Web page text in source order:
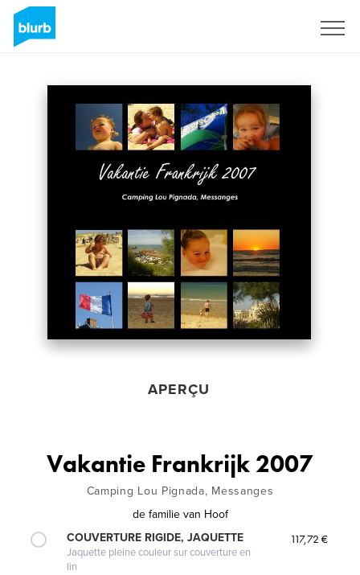
APERÇU
Vakantie Frankrijk 2007
Camping Lou Pignada, Messanges
de familie van Hoof
COUVERTURE RIGIDE, JAQUETTE
Jaquette pleine couleur sur couverture en
lin
117,72 €